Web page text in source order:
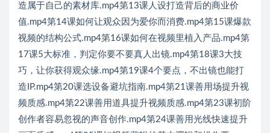
造属于自己的素材库.mp4第13课人设打造背后的商业价
值.mp4第14课如何让观众因为爱你而消费.mp4第15课爆款
视频的结构公式.mp4第16课如何在视频里植入产品.mp4第
17课5大标准，判定你要不要真人出镜.mp4第18课3大技
巧，让你获得观众缘.mp4第19课4个要点，不出镜也能打
造IP.mp4第20课选设备避坑指南.mp4第21课善用场提升视
频质感.mp4第22课善用道具提升视频质感.mp4第23课初阶
创作者容易忽视的声音创作.mp4第24课善用光线快速提升